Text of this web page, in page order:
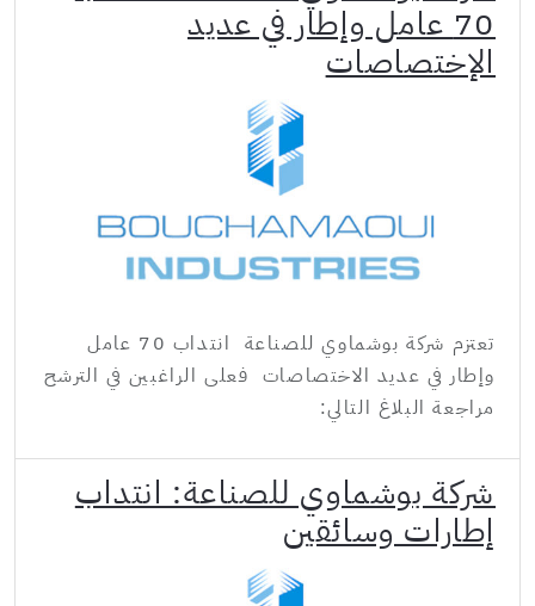
70 عامل وإطار في عديد
الإختصاصات
تعتزم شركة بوشماوي للصناعة انتداب 70 عامل
وإطار في عديد الاختصاصات فعلى الراغبين في الترشح
مراجعة البلاغ التالي:
شركة بوشماوي للصناعة: انتداب
إطارات وسائقين